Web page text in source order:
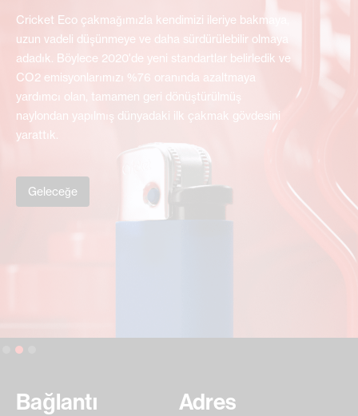
Cricket Eco çakmağımızla kendimizi ileriye bakmaya,
uzun vadeli düşünmeye ve daha sürdürülebilir olmaya
adadık. Böylece 2020'de yeni standartlar belirledik ve
CO2 emisyonlarımızı %76 oranında azaltmaya
yardımcı olan, tamamen geri dönüştürülmüş
naylondan yapılmış dünyadaki ilk çakmak gövdesini
yarattık.
Geleceğe
Slide 2 of 3.
Bağlantı Adres